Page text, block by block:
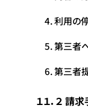
利用の
第三者
第三者
１１．２ 請